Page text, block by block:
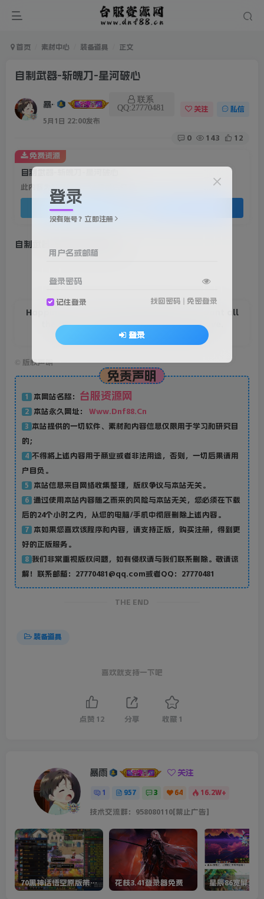
首页 素材中心 装备道具 正文
自制武器-斩魄刀-星河破心
暴雨
联系
QQ:27770481
5月1日 22:00发布
关注 私信
0 143 12
自制武器-斩魄刀-星河破心
此内容为免费资源，请登录后查看
免费资源
自制武器-斩魄刀-星河破心
Happiness isn't about getting what you want all
the time, it's about loving what you have.
幸福并不是一味得到自己想要的，而是珍爱自己拥有的
版权声明
免责声明
1 本网站名称： 台服资源网
2 本站永久网址： Www.Dnf88.Cn
3 本站提供的一切软件、素材和内容信息仅限用于学习和研究目
的；
4 不得将上述内容用于商业或者非法用途，否则，一切后果请用
户自负。
5 本站信息来自网络收集整理，版权争议与本站无关。
6
通过使用本站内容随之而来的风险与本站无关，您必须在下载
后的24个小时之内，从您的电脑/手机中彻底删除上述内容。
7
本如果您喜欢该程序和内容，请支持正版，购买注册，得到更
好的正版服务。
8 我们非常重视版权问题，如有侵权请与我们联系删除。敬请谅
解！联系邮箱：27770481@qq.com或者QQ：27770481
THE END
装备道具
喜欢就支持一下吧
点赞 12 分享 收藏 1
暴雨 关注
1 957 3 64 16.2W+
技术交流群：958080110[禁止广告]
70黑神话悟空原版带cdk等全套文件 花枝3.41登录器免费 星辰86宽屏全套
登录
没有账号？立即注册
用户名或邮箱
登录密码
记住登录 找回密码 免密登录
登录